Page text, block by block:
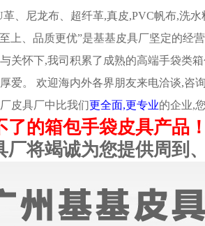
、尼龙布、超纤革,真皮,PVC帆布,洗
、品质更优”是基基皮具厂坚定的经
关怀下,我司积累了成熟的高端手袋类
爱。 欢迎海内外各界朋友来电洽谈,咨
皮具厂中比我们更全面,更专业的企业,
了的箱包手袋皮具产品
厂将竭诚为您提供周到